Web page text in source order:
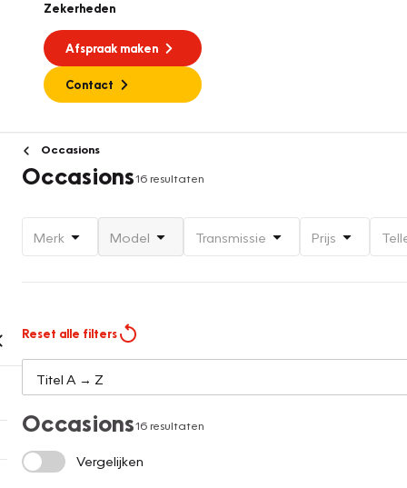
Zekerheden
Afspraak maken
Contact
Occasions
Occasions16 resultaten
Merk Model Transmissie Prijs
Reset alle filters
Occasions16 resultaten
Vergelijken